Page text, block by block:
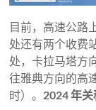
目前，高速公路
处还有两个收费
处，卡拉马塔方
往雅典方向的高
时）。 2024 年关